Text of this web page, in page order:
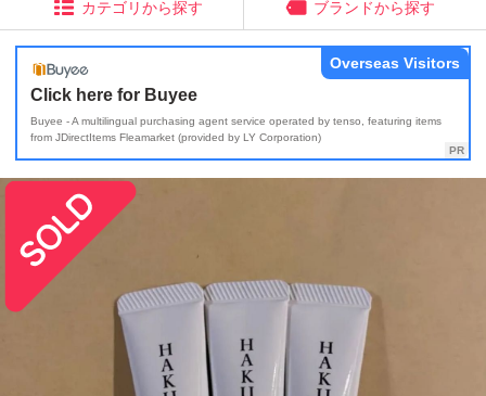
カテゴリから探す ブランドから探す
Click here for Buyee
Buyee - A multilingual purchasing agent service operated by tenso, featuring items
from JDirectItems Fleamarket (provided by LY Corporation)
Overseas Visitors